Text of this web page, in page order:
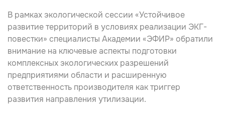
В рамках экологической сессии «Устойчивое
развитие территорий в условиях реализации ЭКГ-
повестки» специалисты Академии «ЭФИР» обратили
внимание на ключевые аспекты подготовки
комплексных экологических разрешений
предприятиями области и расширенную
ответственность производителя как триггер
развития направления утилизации.